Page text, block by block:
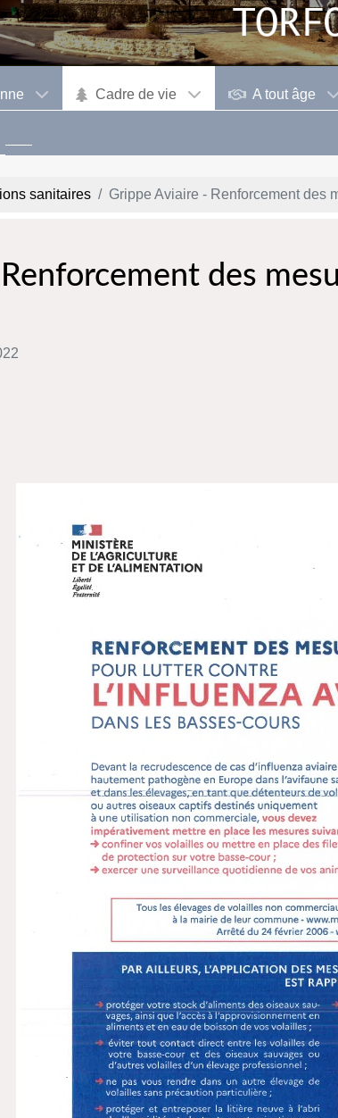
Cadre de vie A tout âge
sanitaires Grippe Aviaire - Renforcement des
des